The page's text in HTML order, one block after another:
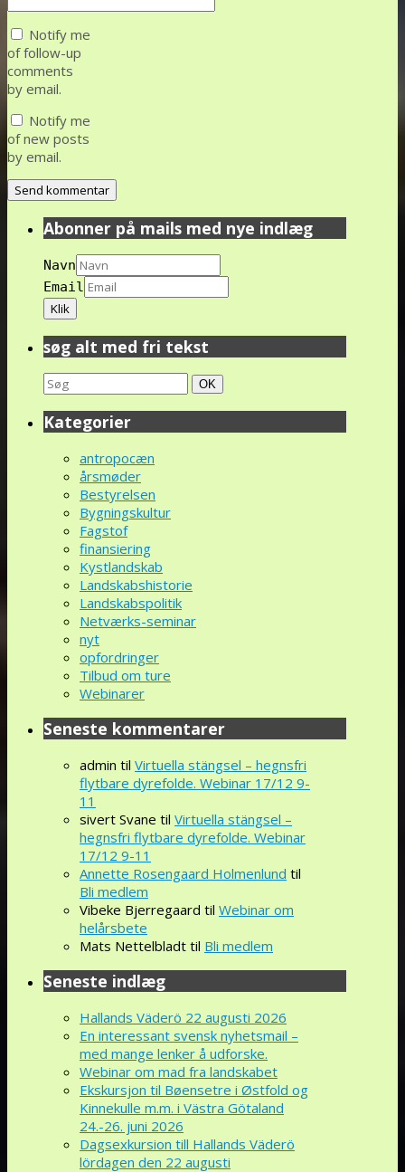
Notify me
of follow-up
comments
by email.
Notify me
of new posts
by email.
Abonner på mails med nye indlæg
Navn
Email
søg alt med fri tekst
Search
for:
Søg
OK
Kategorier
antropocæn
årsmøder
Bestyrelsen
Bygningskultur
Fagstof
finansiering
Kystlandskab
Landskabshistorie
Landskabspolitik
Netværks-seminar
nyt
opfordringer
Tilbud om ture
Webinarer
Seneste kommentarer
admin til Virtuella stängsel – hegnsfri
flytbare dyrefolde. Webinar 17/12 9-
11
sivert Svane til Virtuella stängsel –
hegnsfri flytbare dyrefolde. Webinar
17/12 9-11
Annette Rosengaard Holmenlund til
Bli medlem
Vibeke Bjerregaard til Webinar om
helårsbete
Mats Nettelbladt til Bli medlem
Seneste indlæg
Hallands Väderö 22 augusti 2026
En interessant svensk nyhetsmail –
med mange lenker å udforske.
Webinar om mad fra landskabet
Ekskursjon til Bøensetre i Østfold og
Kinnekulle m.m. i Västra Götaland
24.-26. juni 2026
Dagsexkursion till Hallands Väderö
lördagen den 22 augusti